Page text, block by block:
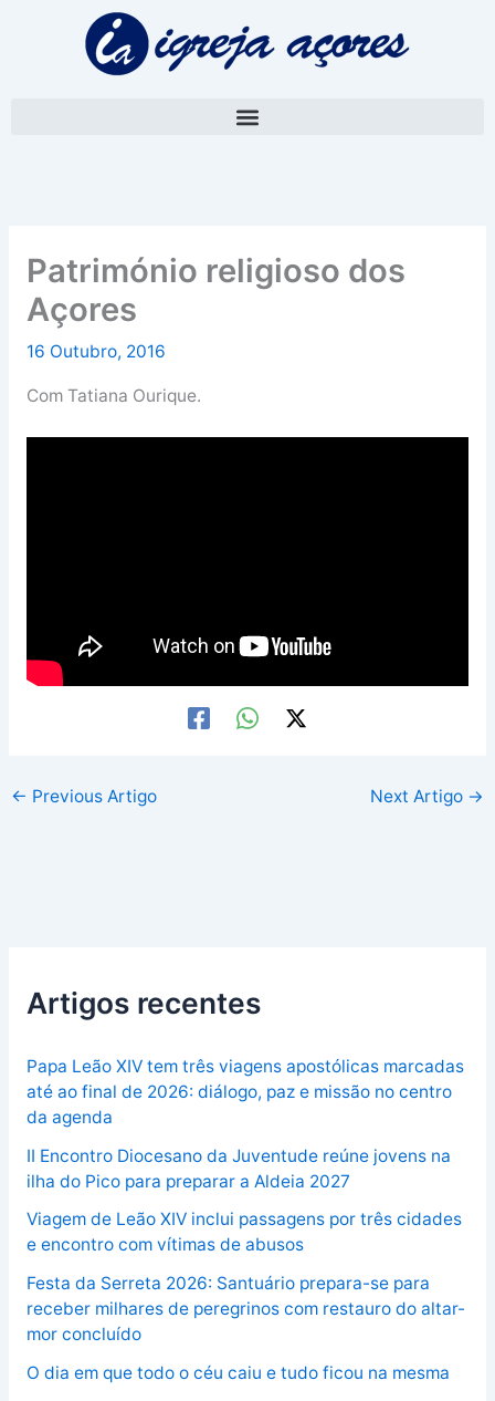
Património religioso dos
Açores
16 Outubro, 2016
Com Tatiana Ourique.
← Previous Artigo Next Artigo →
Artigos recentes
Papa Leão XIV tem três viagens apostólicas marcadas
até ao final de 2026: diálogo, paz e missão no centro
da agenda
II Encontro Diocesano da Juventude reúne jovens na
ilha do Pico para preparar a Aldeia 2027
Viagem de Leão XIV inclui passagens por três cidades
e encontro com vítimas de abusos
Festa da Serreta 2026: Santuário prepara-se para
receber milhares de peregrinos com restauro do altar-
mor concluído
O dia em que todo o céu caiu e tudo ficou na mesma